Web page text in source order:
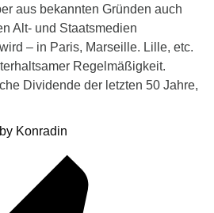
aus bekannten Gründen auch
Alt- und Staatsmedien
– in Paris, Marseille. Lille, etc.
Regelmäßigkeit.
Dividende der letzten 50 Jahre,
Konradin